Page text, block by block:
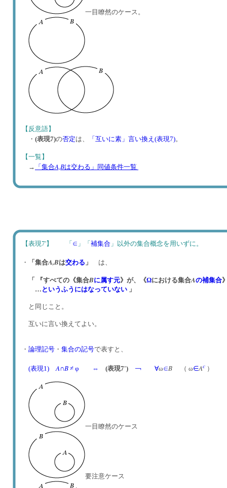
一目瞭然のケース。
【反意語】
・ (表現7)の否定は、 「互いに素」言い換え(表現7)。
【一覧】
→ 「集合A,Bは交わる」同値条件一覧
【表現7'】 「 ∈ 」「 補集合 」以外の集合概念を用いずに。
・ 「集合A,Bは交わる 」 は、
「 『すべての《集合Bに属す元》が、《Ωにおける集合Aの補集合
… というふうにはなっていない 」
と同じこと。
互いに言い換えてよい。
・ 論理記号 ・ 集合の記号で表すと、
(表現1)A∩B ≠ φ ⇔ (表現7') ￢ ∀ω∈B （ ω∈Ac ）
一目瞭然のケース
要注意ケース